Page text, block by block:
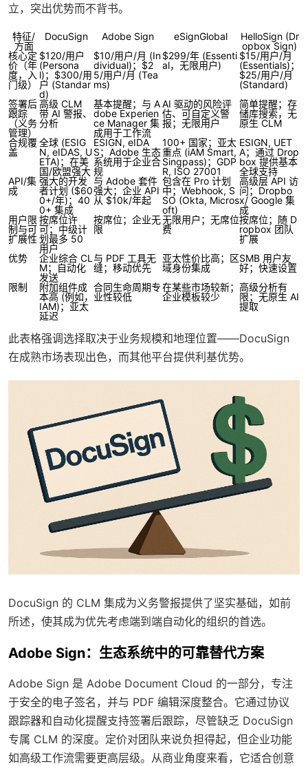
立，突出优势而不背书。
特征/
方面
DocuSign Adobe Sign eSignGlobal
HelloSign (Dr
opbox Sign)
核心定
价（年
度，入
门级）
$120/用户
(Persona
l)；$300/用
户 (Standar
d)
$10/用户/月 (In
dividual)；$2
5/用户/月 (Tea
ms)
$299/年 (Essenti
al，无限用户)
$15/用户/月
(Essentials)；
$25/用户/月
(Standard)
签署后
跟踪
（义务
管理）
高级 CLM
带 AI 警报、
分析
基本提醒；与 A
dobe Experien
ce Manager 集
成用于工作流
AI 驱动的风险评
估、可自定义警
报；无限用户
简单提醒；存
储库搜索，无
原生 CLM
合规覆
盖
全球 (ESIG
N, eIDAS, U
ETA)；在美
国/欧盟强大
ESIGN, eIDA
S；Adobe 生态
系统用于企业合
规
100+ 国家；亚太
重点 (iAM Smart,
Singpass)；GDP
R, ISO 27001
ESIGN, UET
A；通过 Drop
box 提供基本
全球支持
API/集
成
强大的开发
者计划 ($60
0+/年)；40
0+ 集成
与 Adobe 套件
强大；企业 API
从 $10k/年起
包含在 Pro 计划
中；Webhook, S
SO (Okta, Micros
oft)
高级层 API 访
问；Dropbo
x/ Google 集
成
用户限
制与可
扩展性
按席位许
可；中级计
划最多 50
用户
按席位；企业无
限
无限用户；无席位
费
按席位；随 D
ropbox 团队
扩展
优势
企业综合 CL
M；自动化
发送
与 PDF 工具无
缝；移动优先
亚太性价比高；区
域身份集成
SMB 用户友
好；快速设置
限制
附加组件成
本高 (例如，
IAM)；亚太
延迟
合同生命周期专
业性较低
在某些市场较新；
企业模板较少
高级分析有
限；无原生 AI
提取
此表格强调选择取决于业务规模和地理位置——DocuSign
在成熟市场表现出色，而其他平台提供利基优势。
DocuSign 的 CLM 集成为义务警报提供了坚实基础，如前
所述，使其成为优先考虑端到端自动化的组织的首选。
Adobe Sign：生态系统中的可靠替代方案
Adobe Sign 是 Adobe Document Cloud 的一部分，专注
于安全的电子签名，并与 PDF 编辑深度整合。它通过协议
跟踪器和自动化提醒支持签署后跟踪，尽管缺乏 DocuSign
专属 CLM 的深度。定价对团队来说负担得起，但企业功能
如高级工作流需要更高层级。从商业角度来看，它适合创意